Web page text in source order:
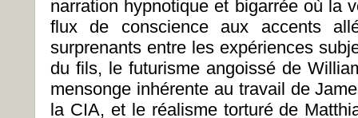
narration hypnotique et bigarrée où la
flux de conscience aux accents
surprenants entre les expériences
du fils, le futurisme angoissé de
mensonge inhérente au travail de
la CIA, et le réalisme torturé de